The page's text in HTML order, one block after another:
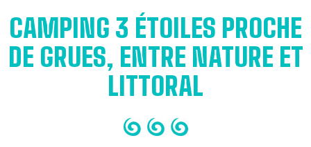
CAMPING 3 ÉTOILES PROCHE
DE GRUES, ENTRE NATURE ET
LITTORAL